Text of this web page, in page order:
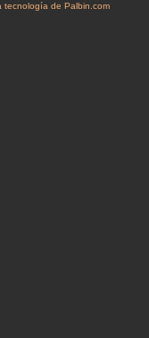
de Palbin.com